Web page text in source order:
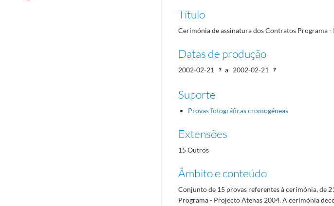
Título
Cerimónia de assinatura dos Contratos Programa
Datas de produção
2002-02-21 a 2002-02-21
Suporte
Provas fotográficas cromogéneas
Extensões
15 Outros
Âmbito e conteúdo
Conjunto de 15 provas referentes à cerimónia, de
Programa - Projecto Atenas 2004. A cerimónia